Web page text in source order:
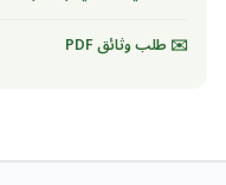
✉️ طلب وثائق PDF